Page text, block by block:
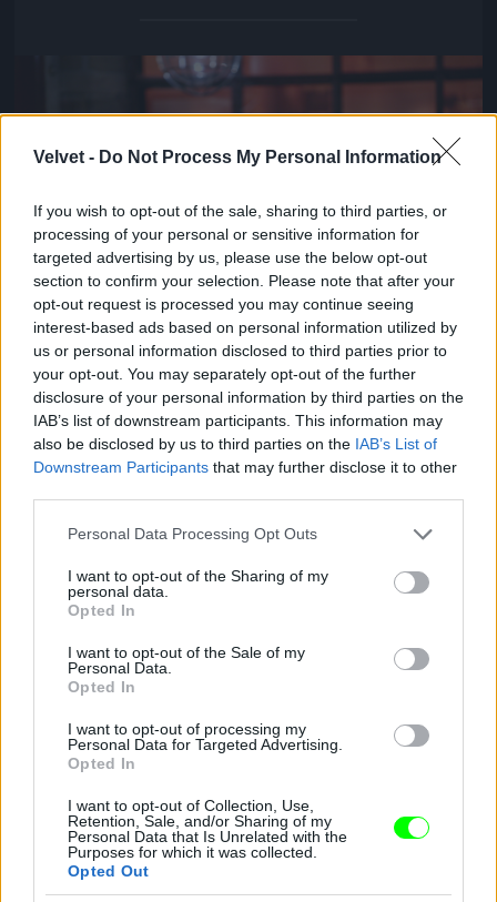
Velvet - Do Not Process My Personal Information
If you wish to opt-out of the sale, sharing to third parties, or
processing of your personal or sensitive information for
targeted advertising by us, please use the below opt-out
section to confirm your selection. Please note that after your
opt-out request is processed you may continue seeing
interest-based ads based on personal information utilized by
us or personal information disclosed to third parties prior to
your opt-out. You may separately opt-out of the further
disclosure of your personal information by third parties on the
IAB’s list of downstream participants. This information may
also be disclosed by us to third parties on the IAB’s List of
Downstream Participants that may further disclose it to other
Please note that this website/app uses one or more Google
not limited to your visit or usage behaviour. You may click to
grant or deny consent to Google and its third-party tags to
use your data for below specified purposes in below Google
consent section.
Personal Data Processing Opt Outs
I want to opt-out of the Sharing of my
personal data.
Opted In
I want to opt-out of the Sale of my
Personal Data.
Opted In
I want to opt-out of processing my
Personal Data for Targeted Advertising.
Opted In
I want to opt-out of Collection, Use,
Retention, Sale, and/or Sharing of my
Personal Data that Is Unrelated with the
Purposes for which it was collected.
Opted Out
Jön még kép!
Fotó: Szécsi István / Velvet #14
Jön még kép!